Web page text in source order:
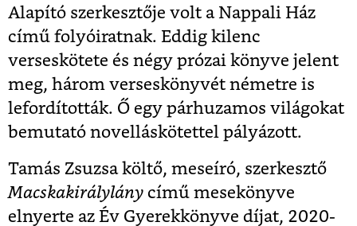
Alapító szerkesztője volt a Nappali Ház
című folyóiratnak. Eddig kilenc
verseskötete és négy prózai könyve jelent
meg, három verseskönyvét németre is
lefordították. Ő egy párhuzamos világokat
bemutató novelláskötettel pályázott.
Tamás Zsuzsa költő, meseíró, szerkesztő
Macskakirálylány című mesekönyve
elnyerte az Év Gyerekkönyve díjat, 2020-